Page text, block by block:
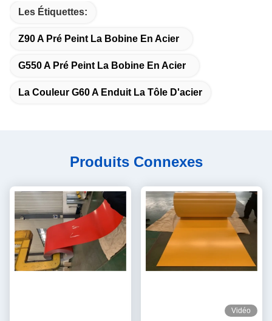
Les Étiquettes:
Z90 A Pré Peint La Bobine En Acier
G550 A Pré Peint La Bobine En Acier
La Couleur G60 A Enduit La Tôle D'acier
Produits Connexes
Vidéo